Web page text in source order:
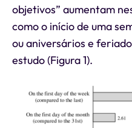
objetivos” aumentam
como o início de uma
ou aniversários e
estudo (Figura 1).